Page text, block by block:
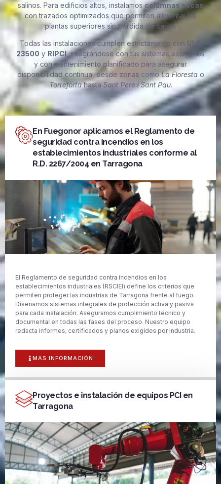
salinos. Para edificios altos, instalamoscolumnas secas
con trazados optimizados que permiten alimentar las
plantas superiores sin pérdida de carga.
Todas las instalaciones cumplen estrictamente con UNE
23500 y RIPCI, integrándose con tus sistemas existentes
y con mantenimiento planificado para asegurar
disponibilidad continua, desde zonas comoLa Floresta o
Torrefortahasta Sant Pere i Sant Pau.
En Fuegonor aplicamos el Reglamento de
seguridad contra incendios en los
establecimientos industriales conforme al
R.D. 2267/2004 en Tarragona
El Reglamento de seguridad contra incendios en los
establecimientos industriales (RSCIEI) define los criterios que
permiten proteger las industrias de Tarragona frente al fuego.
Diseñamos sistemas integrales de protección activa y pasiva
para cada instalación. Aseguramos cumplimiento técnico y
documental en todas las fases del proceso. Nuestro equipo
redacta informes, certificados y planos exigidos por Industria.
MAS INFORMACIÓN
Proyectos e instalación de equipos PCI en
Tarragona